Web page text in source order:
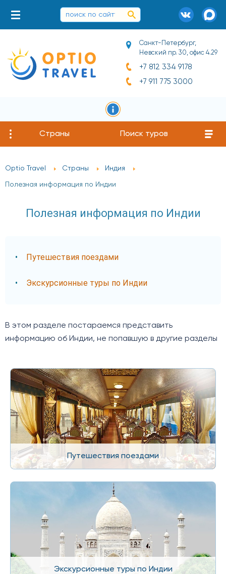
Санкт-Петербург,
Невский пр. 30, офис 4.29
+7 812 334 9178
+7 911 775 3000
Страны Поиск туров
Optio Travel Страны Индия
Полезная информация по Индии
Полезная информация по Индии
Путешествия поездами
Экскурсионные туры по Индии
В этом разделе постараемся представить
информацию об Индии, не попавшую в другие разделы
Путешествия поездами
Экскурсионные туры по Индии